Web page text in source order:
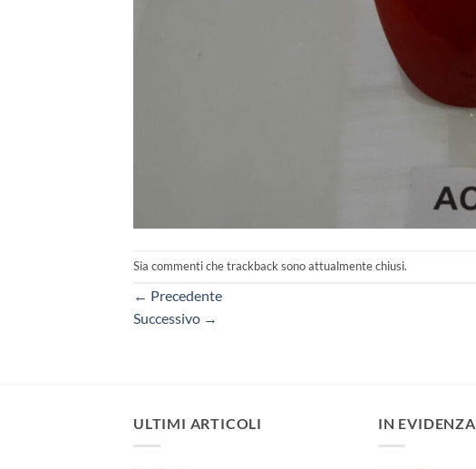
Sia commenti che trackback sono attualmente chiusi.
← Precedente
Successivo →
ULTIMI ARTICOLI IN EVIDENZA